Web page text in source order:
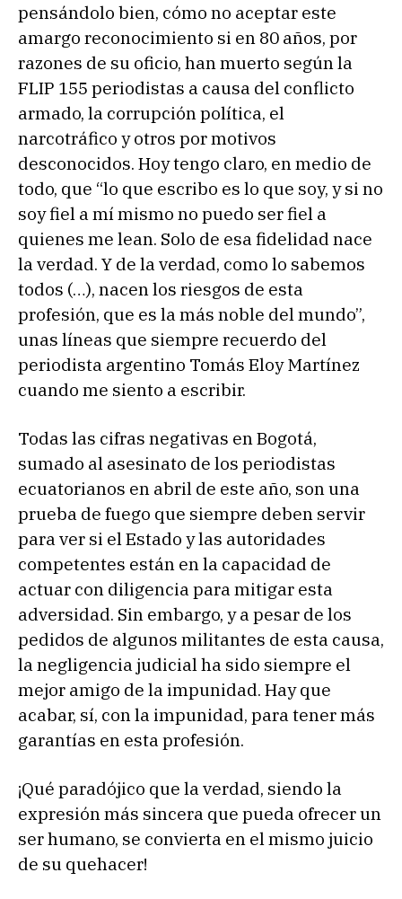
pensándolo bien, cómo no aceptar este
amargo reconocimiento si en 80 años, por
razones de su oficio, han muerto según la
FLIP 155 periodistas a causa del conflicto
armado, la corrupción política, el
narcotráfico y otros por motivos
desconocidos. Hoy tengo claro, en medio de
todo, que “lo que escribo es lo que soy, y si no
soy fiel a mí mismo no puedo ser fiel a
quienes me lean. Solo de esa fidelidad nace
la verdad. Y de la verdad, como lo sabemos
todos (…), nacen los riesgos de esta
profesión, que es la más noble del mundo”,
unas líneas que siempre recuerdo del
periodista argentino Tomás Eloy Martínez
cuando me siento a escribir.
Todas las cifras negativas en Bogotá,
sumado al asesinato de los periodistas
ecuatorianos en abril de este año, son una
prueba de fuego que siempre deben servir
para ver si el Estado y las autoridades
competentes están en la capacidad de
actuar con diligencia para mitigar esta
adversidad. Sin embargo, y a pesar de los
pedidos de algunos militantes de esta causa,
la negligencia judicial ha sido siempre el
mejor amigo de la impunidad. Hay que
acabar, sí, con la impunidad, para tener más
garantías en esta profesión.
¡Qué paradójico que la verdad, siendo la
expresión más sincera que pueda ofrecer un
ser humano, se convierta en el mismo juicio
de su quehacer!